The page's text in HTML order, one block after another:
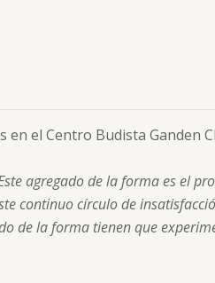
el Centro Budista Ganden
agregado de la forma es el
continuo círculo de
de la forma tienen que